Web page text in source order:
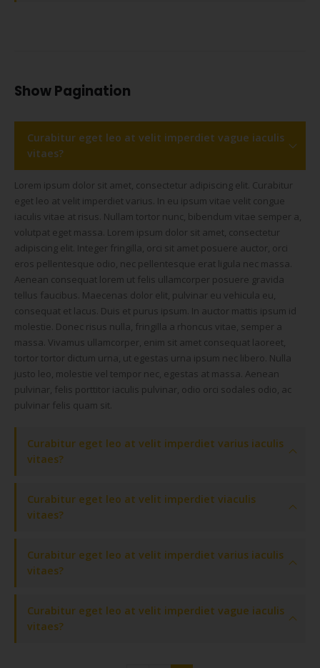
Show Pagination
Curabitur eget leo at velit imperdiet vague iaculis
vitaes?
Lorem ipsum dolor sit amet, consectetur adipiscing elit. Curabitur
eget leo at velit imperdiet varius. In eu ipsum vitae velit congue
iaculis vitae at risus. Nullam tortor nunc, bibendum vitae semper a,
volutpat eget massa. Lorem ipsum dolor sit amet, consectetur
adipiscing elit. Integer fringilla, orci sit amet posuere auctor, orci
eros pellentesque odio, nec pellentesque erat ligula nec massa.
Aenean consequat lorem ut felis ullamcorper posuere gravida
tellus faucibus. Maecenas dolor elit, pulvinar eu vehicula eu,
consequat et lacus. Duis et purus ipsum. In auctor mattis ipsum id
molestie. Donec risus nulla, fringilla a rhoncus vitae, semper a
massa. Vivamus ullamcorper, enim sit amet consequat laoreet,
tortor tortor dictum urna, ut egestas urna ipsum nec libero. Nulla
justo leo, molestie vel tempor nec, egestas at massa. Aenean
pulvinar, felis porttitor iaculis pulvinar, odio orci sodales odio, ac
pulvinar felis quam sit.
Curabitur eget leo at velit imperdiet varius iaculis
vitaes?
Curabitur eget leo at velit imperdiet viaculis
vitaes?
Curabitur eget leo at velit imperdiet varius iaculis
vitaes?
Curabitur eget leo at velit imperdiet vague iaculis
vitaes?